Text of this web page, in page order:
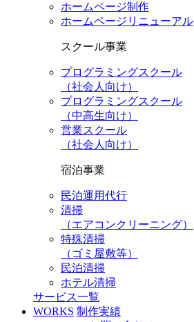
ホームページ制作
ホームページリニューアル
スクール事業
プログラミングスクール
（社会人向け）
プログラミングスクール
（中高生向け）
営業スクール
（社会人向け）
宿泊事業
民泊運用代行
清掃
（エアコンクリーニング）
特殊清掃
（ゴミ屋敷等）
民泊清掃
ホテル清掃
サービス一覧
WORKS 制作実績